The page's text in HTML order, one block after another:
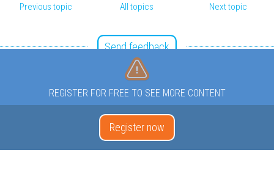
Previous topic All topics Next topic
Send feedback
REGISTER FOR FREE TO SEE MORE CONTENT
Register now